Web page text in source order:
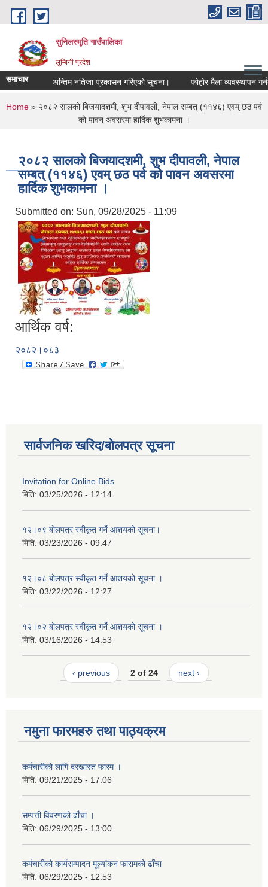
Skip to main content
सुनिलस्मृति गाउँपालिका
लुम्बिनी प्रदेश
समाचार अन्तिम नतिजा प्रकासन गरिएकाे सूचना। फोहोर मैला व्यवस्थापन
You are here
Home » २०८२ सालको बिजयादशमी, शुभ दीपावली, नेपाल सम्बत् (११४६) एवम् छठ पर्व
को पावन अवसरमा हार्दिक शुभकामना ।
२०८२ सालको बिजयादशमी, शुभ दीपावली, नेपाल
सम्बत् (११४६) एवम् छठ पर्व को पावन अवसरमा
हार्दिक शुभकामना ।
Submitted on: Sun, 09/28/2025 - 11:09
आर्थिक वर्ष:
२०८२।०८३
सार्वजनिक खरिद/बोलपत्र सूचना
Invitation for Online Bids
मिति: 03/25/2026 - 12:14
१२।०९ बोलपत्र स्वीकृत गर्ने आशयको सूचना।
मिति: 03/23/2026 - 09:47
१२।०८ बोलपत्र स्वीकृत गर्ने आशयको सूचना ।
मिति: 03/22/2026 - 12:27
१२।०२ बोलपत्र स्वीकृत गर्ने आशयको सूचना ।
मिति: 03/16/2026 - 14:53
‹ previous 2 of 24 next ›
नमुना फारमहरु तथा पाठ्यक्रम
कर्मचारीको लागि दरखास्त फारम ।
मिति: 09/21/2025 - 17:06
सम्पत्ती विवरणको ढाँचा ।
मिति: 06/29/2025 - 13:00
कर्मचारीको कार्यसम्पादन मूल्यांकन फारामको ढाँचा
मिति: 06/29/2025 - 12:53